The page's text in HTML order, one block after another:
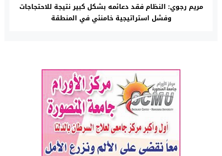
مريم رجوي: النظام فقد دعائمه بشكل كبير نتيجة للاحتجاجات
وفشل استراتيجية خامنئي في المنطقة